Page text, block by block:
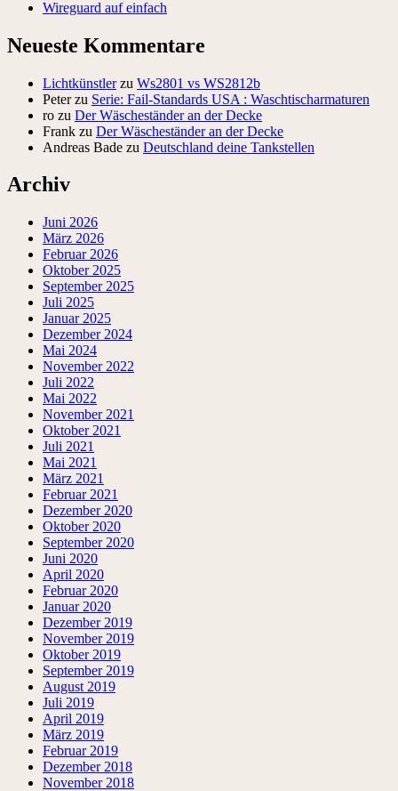
Wireguard auf einfach
Neueste Kommentare
Lichtkünstlerzu Ws2801 vs WS2812b
Peterzu Serie: Fail-Standards USA : Waschtischarmaturen
ro zu Der Wäscheständer an der Decke
Frank zu Der Wäscheständer an der Decke
Andreas Bade zu Deutschland deine Tankstellen
Archiv
Juni 2026
März 2026
Februar 2026
Oktober 2025
September 2025
Juli 2025
Januar 2025
Dezember 2024
Mai 2024
November 2022
Juli 2022
Mai 2022
November 2021
Oktober 2021
Juli 2021
Mai 2021
März 2021
Februar 2021
Dezember 2020
Oktober 2020
September 2020
Juni 2020
April 2020
Februar 2020
Januar 2020
Dezember 2019
November 2019
Oktober 2019
September 2019
August 2019
Juli 2019
April 2019
März 2019
Februar 2019
Dezember 2018
November 2018